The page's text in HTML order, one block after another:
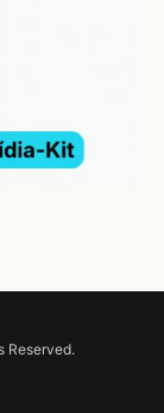
Reserved.